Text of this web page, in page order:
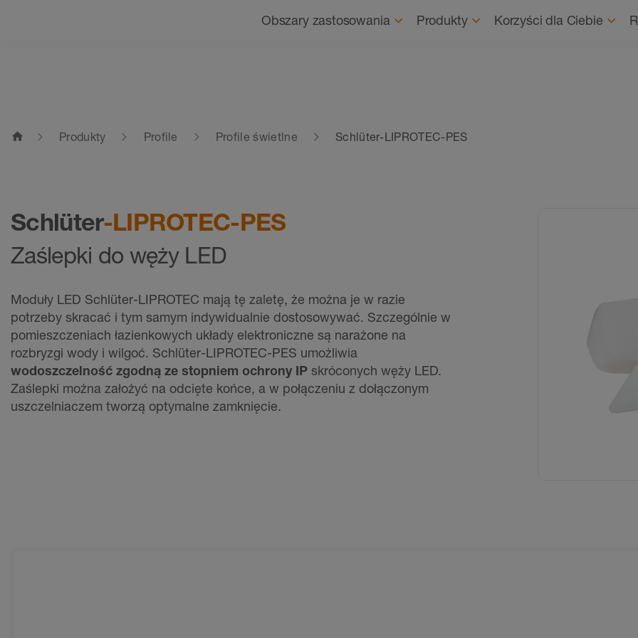
O nas
Obszary zastosowania Produkty Korzyści dla Ciebie
home Produkty Profile Profile świetlne Schlüter-LIPROTEC-PES
Schlüter-LIPROTEC-PES
Zaślepki do węży LED
Moduły LED Schlüter-LIPROTEC mają tę zaletę, że można je w razie
potrzeby skracać i tym samym indywidualnie dostosowywać. Szczególnie w
pomieszczeniach łazienkowych układy elektroniczne są narażone na
rozbryzgi wody i wilgoć. Schlüter-LIPROTEC-PES umożliwia
wodoszczelność zgodną ze stopniem ochrony IP skróconych węży LED.
Zaślepki można założyć na odcięte końce, a w połączeniu z dołączonym
uszczelniaczem tworzą optymalne zamknięcie.